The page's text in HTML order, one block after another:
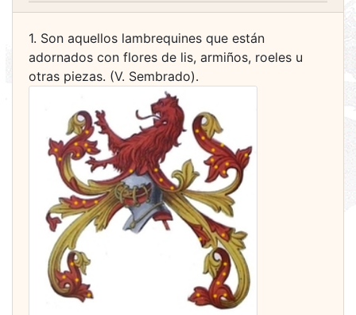
1. Son aquellos lambrequines que están
adornados con flores de lis, armiños, roeles u
otras piezas. (V. Sembrado).